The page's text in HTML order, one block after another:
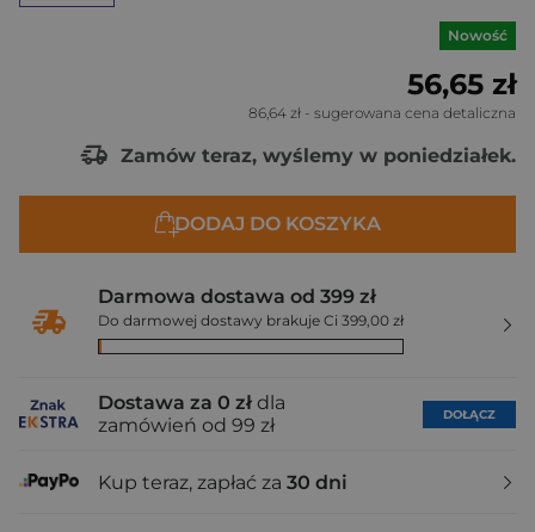
Nowość
56,65 zł
86,64 zł - sugerowana cena detaliczna
Zamów teraz, wyślemy w poniedziałek.
DODAJ DO KOSZYKA
Darmowa dostawa od 399 zł
Do darmowej dostawy brakuje Ci 399,00 zł
Dostawa za 0 zł dla
zamówień od 99 zł
DOŁĄCZ
Kup teraz, zapłać za 30 dni